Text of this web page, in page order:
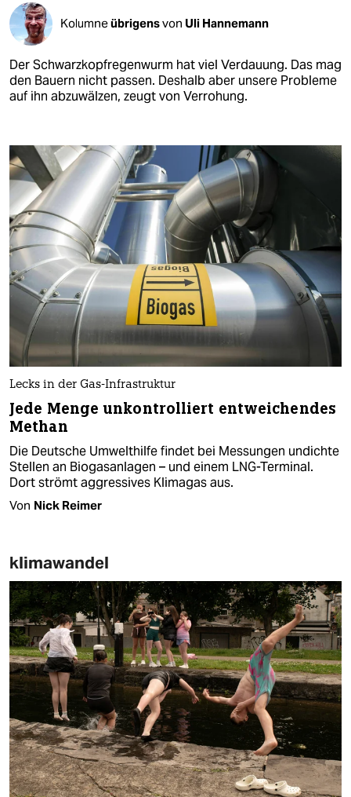
Kolumneübrigensvon Uli Hannemann
Der Schwarzkopfregenwurm hat viel Verdauung. Das mag
den Bauern nicht passen. Deshalb aber unsere Probleme
auf ihn abzuwälzen, zeugt von Verrohung.
Lecks in der Gas-Infrastruktur
Jede Menge unkontrolliert entweichendes
Methan
Die Deutsche Umwelthilfe findet bei Messungen undichte
Stellen an Biogasanlagen – und einem LNG-Terminal.
Dort strömt aggressives Klimagas aus.
Von Nick Reimer
klimawandel